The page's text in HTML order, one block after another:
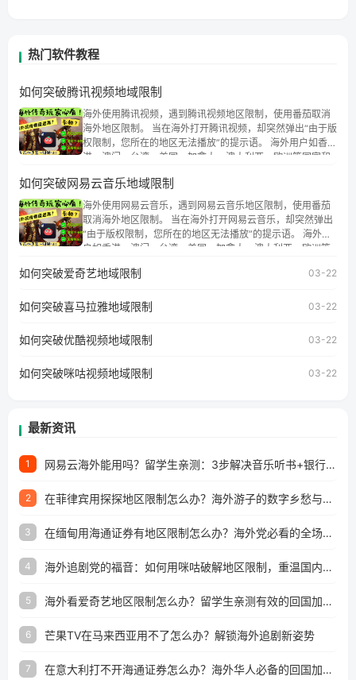
热门软件教程
如何突破腾讯视频地域限制
海外使用腾讯视频，遇到腾讯视频地区限制，使用番茄取消
海外地区限制。 当在海外打开腾讯视频，却突然弹出“由于版
权限制，您所在的地区无法播放”的提示语。 海外用户如香
港、澳门、台湾、美国、加拿大、澳大利亚、欧洲等国家和
权限制问题，且仅能在中国大陆地区播放。 遇到这个问题的
朋友们，使用番茄回国加速器，即可解决「海外用户收听腾
讯视频地区版权限制」的问题，无论人在香港、澳门、台
湾、美国、加拿大、澳大利亚、欧洲等国家和地区工作、留
学、定居等，都可以使用，不再因地区和版权限制所困扰。
如何突破网易云音乐地域限制
海外使用网易云音乐，遇到网易云音乐地区限制，使用番茄
取消海外地区限制。 当在海外打开网易云音乐，却突然弹出
“由于版权限制，您所在的地区无法播放”的提示语。 海外用
户如香港、澳门、台湾、美国、加拿大、澳大利亚、欧洲等
地区及版权限制问题，且仅能在中国大陆地区播放。 遇到这
户收听网易云音乐地区版权限制」的问题，无论人在香港、
工作、留学、定居等，都可以使用，不再因地区和版权限制
所困扰。
如何突破爱奇艺地域限制 03-22
如何突破喜马拉雅地域限制 03-22
如何突破优酷视频地域限制 03-22
如何突破咪咕视频地域限制 03-22
最新资讯
1 网易云海外能用吗？留学生亲测：3步解决音乐听书+银行视频地区限制
2 在菲律宾用探探地区限制怎么办？海外游子的数字乡愁与破局之道
3 在缅甸用海通证券有地区限制怎么办？海外党必看的全场景回国加速指南
4 海外追剧党的福音：如何用咪咕破解地区限制，重温国内精彩
5 海外看爱奇艺地区限制怎么办？留学生亲测有效的回国加速器选择指南
6 芒果TV在马来西亚用不了怎么办？解锁海外追剧新姿势
7 在意大利打不开海通证券怎么办？海外华人必备的回国加速指南（附2026世界杯观赛秘籍）